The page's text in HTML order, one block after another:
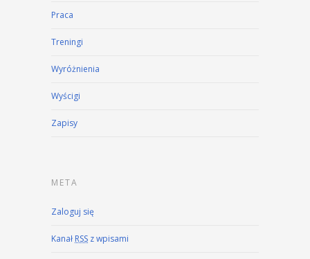
Praca
Treningi
Wyróżnienia
Wyścigi
Zapisy
META
Zaloguj się
Kanał RSS z wpisami